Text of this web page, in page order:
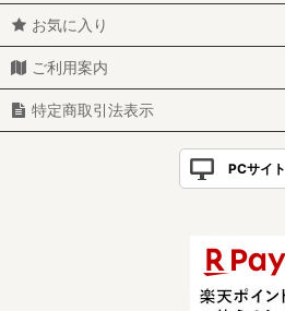
お気に入り
ご利用案内
特定商取引法表示
PCサイト